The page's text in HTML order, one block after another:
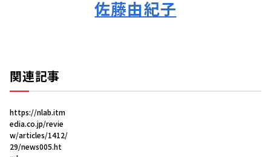
佐藤由紀子
関連記事
https://nlab.itm
edia.co.jp/revie
w/articles/1412/
29/news005.ht